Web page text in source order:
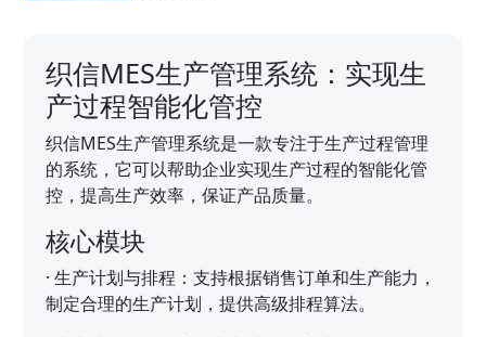
织信MES生产管理系统：实现生
产过程智能化管控
织信MES生产管理系统是一款专注于生产过程管理
的系统，它可以帮助企业实现生产过程的智能化管
控，提高生产效率，保证产品质量。
核心模块
·生产计划与排程：支持根据销售订单和生产能力，
制定合理的生产计划，提供高级排程算法。